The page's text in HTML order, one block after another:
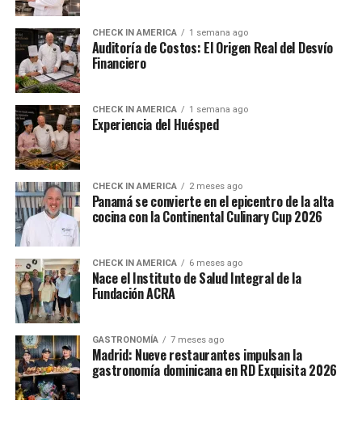
CHECK IN AMERICA 1 semana ago
Auditoría de Costos: El Origen Real del Desvío
Financiero
CHECK IN AMERICA 1 semana ago
Experiencia del Huésped
CHECK IN AMERICA 2 meses ago
Panamá se convierte en el epicentro de la alta
cocina con la Continental Culinary Cup 2026
CHECK IN AMERICA 6 meses ago
Nace el Instituto de Salud Integral de la
Fundación ACRA
GASTRONOMÍA 7 meses ago
Madrid: Nueve restaurantes impulsan la
gastronomía dominicana en RD Exquisita 2026